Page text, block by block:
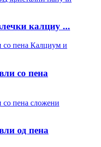
калциу ...
со пена
од пена